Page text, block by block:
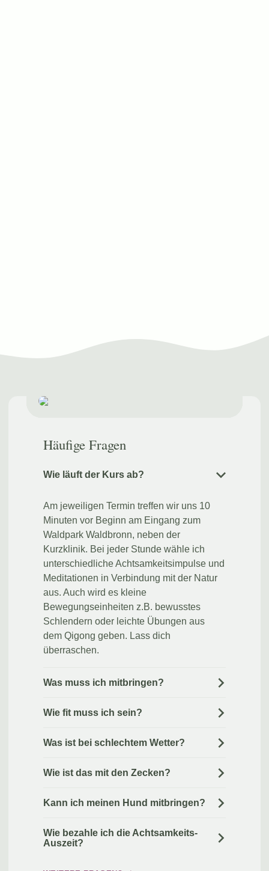
Häufige Fragen
Wie läuft der Kurs ab?
Am jeweiligen Termin treffen wir uns 10
Minuten vor Beginn am Eingang zum
Waldpark Waldbronn, neben der
Kurzklinik. Bei jeder Stunde wähle ich
unterschiedliche Achtsamkeitsimpulse und
Meditationen in Verbindung mit der Natur
aus. Auch wird es kleine
Bewegungseinheiten z.B. bewusstes
Schlendern oder leichte Übungen aus
dem Qigong geben. Lass dich
überraschen.
Was muss ich mitbringen?
Wie fit muss ich sein?
Was ist bei schlechtem Wetter?
Wie ist das mit den Zecken?
Kann ich meinen Hund mitbringen?
Wie bezahle ich die Achtsamkeits-
Auszeit?